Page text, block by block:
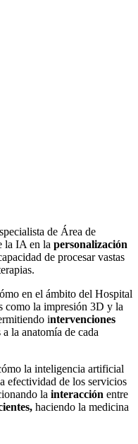
de Área de
la IA en la personalización
de procesar vastas
en el ámbito del Hospital
como la impresión 3D y la
intervenciones
a la anatomía de cada
la inteligencia artificial
efectividad de los servicios
la interacción entre
haciendo la medicina